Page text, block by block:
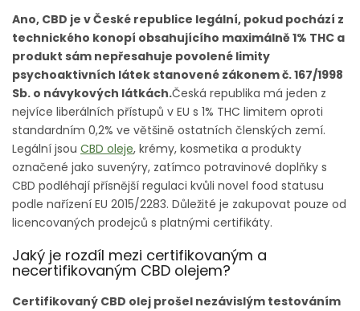
Ano, CBD je v České republice legální, pokud pochází z
technického konopí obsahujícího maximálně 1% THC a
produkt sám nepřesahuje povolené limity
psychoaktivních látek stanovené zákonem č. 167/1998
Sb. o návykových látkách.Česká republika má jeden z
nejvíce liberálních přístupů v EU s 1% THC limitem oproti
standardním 0,2% ve většině ostatních členských zemí.
Legální jsou CBD oleje, krémy, kosmetika a produkty
označené jako suvenýry, zatímco potravinové doplňky s
CBD podléhají přísnější regulaci kvůli novel food statusu
podle nařízení EU 2015/2283. Důležité je zakupovat pouze od
licencovaných prodejců s platnými certifikáty.
Jaký je rozdíl mezi certifikovaným a
necertifikovaným CBD olejem?
Certifikovaný CBD olej prošel nezávislým testováním